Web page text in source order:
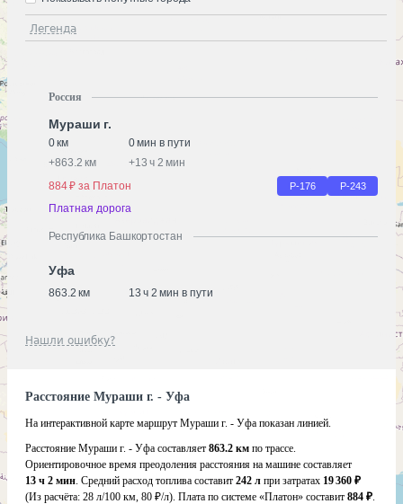
Легенда
Россия
Мураши г.
0 км
0 мин в пути
+863.2 км +13 ч 2 мин
884 ₽ за Платон
Р-176 Р-243
Платная дорога
Республика Башкортостан
Уфа
863.2 км 13 ч 2 мин в пути
Нашли ошибку?
Расстояние Мураши г. - Уфа
На интерактивной карте маршрут Мураши г. - Уфа показан линией.
Расстояние Мураши г. - Уфа составляет 863.2 км по трассе.
Ориентировочное время преодоления расстояния на машине составляет
13 ч 2 мин. Средний расход топлива составит 242 л при затратах 19 360 ₽
(Из расчёта: 28 л/100 км, 80 ₽/л). Плата по системе «Платон» составит 884 ₽.